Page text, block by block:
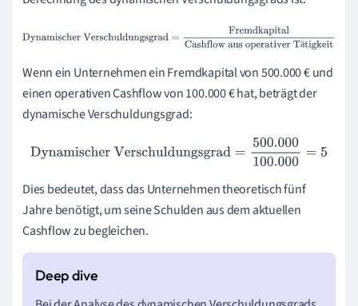
ä
Dynamischer Verschuldungsgrad=FremdkapitalCashflow
Wenn ein Unternehmen ein Fremdkapital von 500.000 € und
einen operativen Cashflow von 100.000 € hat, beträgt der
dynamische Verschuldungsgrad:
Dynamischer Verschuldungsgrad=500.000100.000 =5
Dies bedeutet, dass das Unternehmen theoretisch fünf
Jahre benötigt, um seine Schulden aus dem aktuellen
Cashflow zu begleichen.